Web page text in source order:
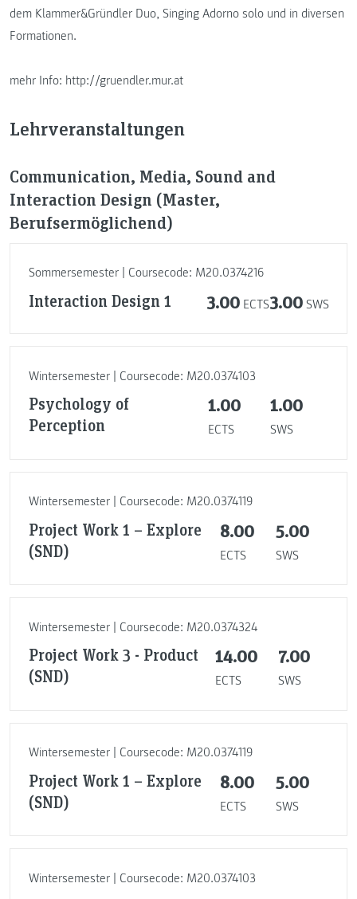
dem Klammer&Gründler Duo, Singing Adorno solo und in diversen
Formationen.
mehr Info: http://gruendler.mur.at
Lehrveranstaltungen
Communication, Media, Sound and
Interaction Design (Master,
Berufsermöglichend)
Sommersemester | Coursecode: M20.0374216
Interaction Design 1 3.00 ECTS3.00 SWS
Wintersemester | Coursecode: M20.0374103
Psychology of
Perception
1.00
ECTS
1.00
SWS
Wintersemester | Coursecode: M20.0374119
Project Work 1 – Explore
(SND)
8.00
ECTS
5.00
SWS
Wintersemester | Coursecode: M20.0374324
Project Work 3 - Product
(SND)
14.00
ECTS
7.00
SWS
Wintersemester | Coursecode: M20.0374119
Project Work 1 – Explore
(SND)
8.00
ECTS
5.00
SWS
Wintersemester | Coursecode: M20.0374103